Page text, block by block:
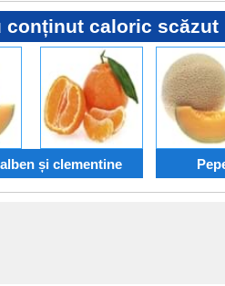
conținut caloric scăzut
și clementine